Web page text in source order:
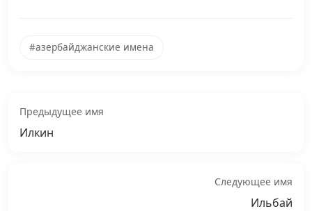
#азербайджанские имена
Предыдущее имя
Илкин
Следующее имя
Ильбай